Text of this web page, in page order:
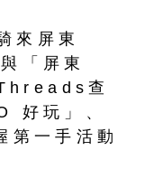
來屏東
「屏東
查
好玩」、
第一手活動